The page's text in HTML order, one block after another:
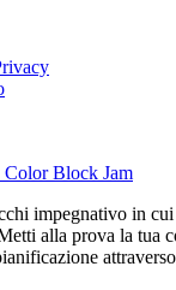
Color Block Jam
impegnativo in
alla prova la tua